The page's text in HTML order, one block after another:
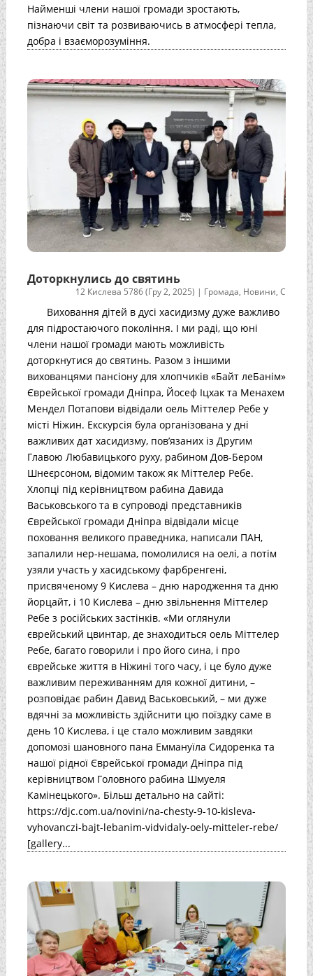
Найменші члени нашої громади зростають,
пізнаючи світ та розвиваючись в атмосфері тепла,
добра і взаєморозуміння.
Доторкнулись до святинь
12 Кислева 5786 (Гру 2, 2025) | Громада, Новини,С
Виховання дітей в дусі хасидизму дуже важливо
для підростаючого покоління. І ми раді, що юні
члени нашої громади мають можливість
доторкнутися до святинь. Разом з іншими
вихованцями пансіону для хлопчиків «Байт леБанім»
Єврейської громади Дніпра, Йосеф Іцхак та Менахем
Мендел Потапови відвідали оель Міттелер Ребе у
місті Ніжин. Екскурсія була організована у дні
важливих дат хасидизму, пов’язаних із Другим
Главою Любавицького руху, рабином Дов-Бером
Шнеєрсоном, відомим також як Міттелер Ребе.
Хлопці під керівництвом рабина Давида
Васьковського та в супроводі представників
Єврейської громади Дніпра відвідали місце
поховання великого праведника, написали ПАН,
запалили нер-нешама, помолилися на оелі, а потім
узяли участь у хасидському фарбренгені,
присвяченому 9 Кислева – дню народження та дню
йорцайт, і 10 Кислева – дню звільнення Міттелер
Ребе з російських застінків. «Ми оглянули
єврейський цвинтар, де знаходиться оель Міттелер
Ребе, багато говорили і про його сина, і про
єврейське життя в Ніжині того часу, і це було дуже
важливим переживанням для кожної дитини, –
розповідає рабин Давид Васьковський, – ми дуже
вдячні за можливість здійснити цю поїздку саме в
день 10 Кислева, і це стало можливим завдяки
допомозі шановного пана Еммануїла Сидоренка та
нашої рідної Єврейської громади Дніпра під
керівництвом Головного рабина Шмуеля
Камінецького». Більш детально на сайті:
https://djc.com.ua/novini/na-chesty-9-10-kisleva-
vyhovanczi-bajt-lebanim-vidvidaly-oely-mitteler-rebe/
[gallery...